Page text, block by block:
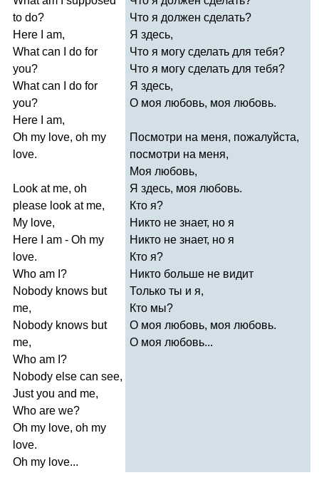
to do?
Here
am,
What can do for
you?
What can do for
you?
Here
am,
Oh my love, oh my
love.
Look at me, oh
please look at me,
My love,
Here
am - Oh my
love.
Who am ?
Nobody knows but
me,
Nobody knows but
me,
Who am ?
Nobody else can see,
Just you and me,
Who are we?
Oh my love, oh my
love.
Oh my love...
Что я должен сделать?
Я здесь,
Что я могу сделать для тебя?
Что я могу сделать для тебя?
Я здесь,
О моя любовь, моя любовь.
Посмотри на меня, пожалуйста,
посмотри на меня,
Моя любовь,
Я здесь, моя любовь.
Кто я?
Никто не знает, но я
Никто не знает, но я
Кто я?
Никто больше не видит
Только ты и я,
Кто мы?
О моя любовь, моя любовь.
О моя любовь...